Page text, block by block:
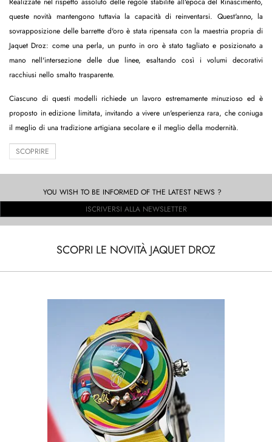
queste novità mantengono tuttavia la capacità di reinventarsi. Quest'anno, la
sovrapposizione delle barrette d'oro è stata ripensata con la maestria propria di
Jaquet Droz: come una perla, un punto in oro è stato tagliato e posizionato a
mano nell'intersezione delle due linee, esaltando così i volumi decorativi
racchiusi nello smalto trasparente.
Ciascuno di questi modelli richiede un lavoro estremamente minuzioso ed è
proposto in edizione limitata, invitando a vivere un'esperienza rara, che coniuga
il meglio di una tradizione artigiana secolare e il meglio della modernità.
SCOPRIRE
YOU WISH TO BE INFORMED OF THE LATEST NEWS ?
ISCRIVERSI ALLA NEWSLETTER
SCOPRI LE NOVITÀ JAQUET DROZ